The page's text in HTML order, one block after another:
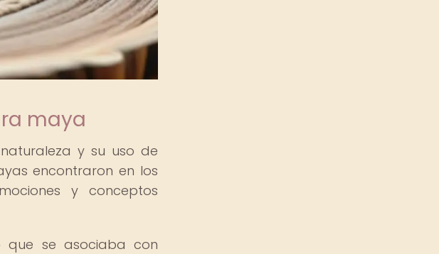
maya
y su uso de
encontraron en los
y conceptos
que se asociaba con